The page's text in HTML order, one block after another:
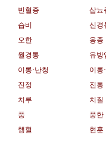
빈혈증
삽뇨
습비
신경
오한
옹종
월경통
유방
이롱·난청
이롱
진정
진통
치루
치질
풍
풍한
행혈
현훈